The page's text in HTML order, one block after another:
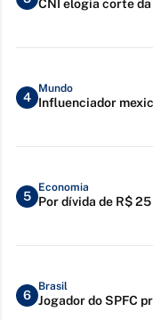
CNI elogia corte
4
Mundo
Influenciador
5
Economia
Por dívida de R$
6
Brasil
Jogador do SPFC